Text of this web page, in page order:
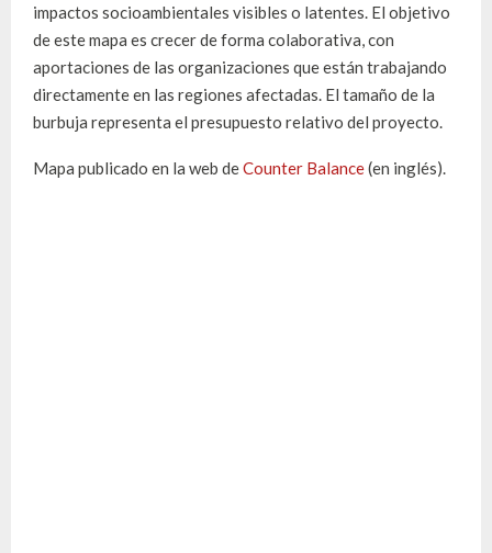
impactos socioambientales visibles o latentes. El objetivo
de este mapa es crecer de forma colaborativa, con
aportaciones de las organizaciones que están trabajando
directamente en las regiones afectadas. El tamaño de la
burbuja representa el presupuesto relativo del proyecto.
Mapa publicado en la web deCounter Balance(en inglés).